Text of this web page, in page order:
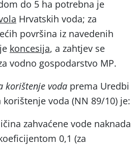
do 5 ha potrebna je
Hrvatskih voda; za
površina iz navedenih
koncesija, a zahtjev se
vodno gospodarstvo MP.
korištenje voda prema Uredbi
voda (NN 89/10) je:
zahvaćene vode naknada
0,1 (za